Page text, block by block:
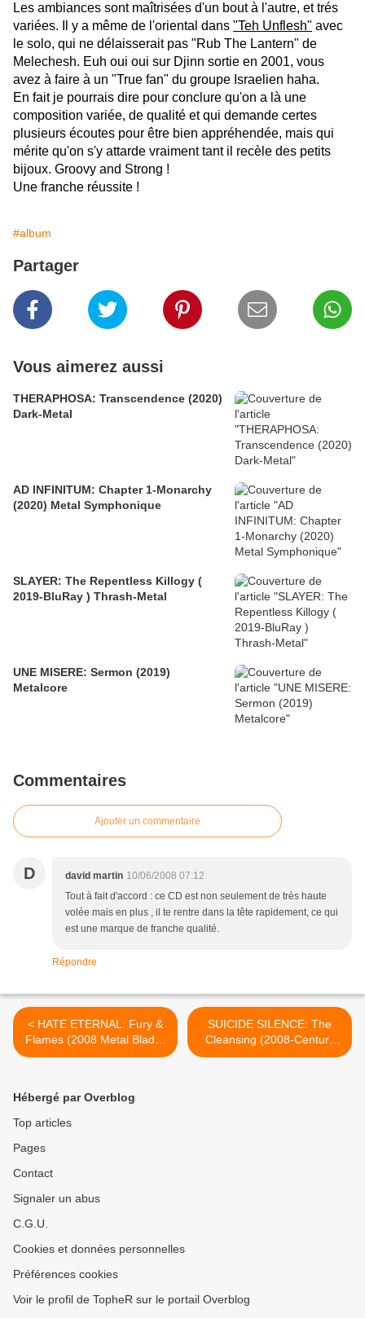
Les ambiances sont maîtrisées d'un bout à l'autre, et trés
variées. Il y a même de l'oriental dans "Teh Unflesh" avec
le solo, qui ne délaisserait pas "Rub The Lantern" de
Melechesh. Euh oui oui sur Djinn sortie en 2001, vous
avez à faire à un "True fan" du groupe Israelien haha.
En fait je pourrais dire pour conclure qu'on a là une
composition variée, de qualité et qui demande certes
plusieurs écoutes pour être bien appréhendée, mais qui
mérite qu'on s'y attarde vraiment tant il recèle des petits
bijoux. Groovy and Strong !
Une franche réussite !
#album
Partager
Vous aimerez aussi
THERAPHOSA: Transcendence (2020)
Dark-Metal
AD INFINITUM: Chapter 1-Monarchy
(2020) Metal Symphonique
SLAYER: The Repentless Killogy (
2019-BluRay ) Thrash-Metal
UNE MISERE: Sermon (2019)
Metalcore
Commentaires
Ajouter un commentaire
D david martin 10/06/2008 07:12
Tout à fait d'accord : ce CD est non seulement de très haute
volée mais en plus , il te rentre dans la tête rapidement, ce qui
est une marque de franche qualité.
Répondre
< HATE ETERNAL: Fury &
Flames (2008 Metal Blade)
[Death-Metal]
SUICIDE SILENCE: The
Cleansing (2008-Century
Media) [Death-Core] >
Hébergé par Overblog
Top articles
Pages
Contact
Signaler un abus
C.G.U.
Cookies et données personnelles
Préférences cookies
Voir le profil de TopheR sur le portail Overblog